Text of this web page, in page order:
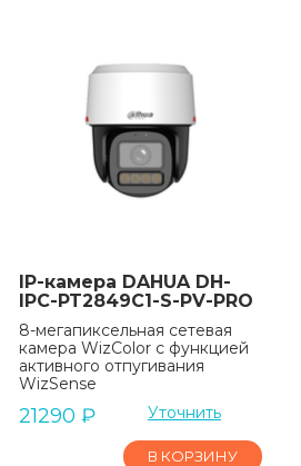
IP-камера DAHUA DH-
IPC-PT2849C1-S-PV-PRO
8-мегапиксельная сетевая
камера WizColor с функцией
активного отпугивания
WizSense
21290 ₽ Уточнить
В КОРЗИНУ